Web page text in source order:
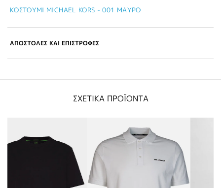
ΚΟΣΤΟΥΜΙ MICHAEL KORS - 001 ΜΑΥΡΟ
ΑΠΟΣΤΟΛΕΣ ΚΑΙ ΕΠΙΣΤΡΟΦΕΣ
ΣΧΕΤΙΚΑ ΠΡΟΪΟΝΤΑ